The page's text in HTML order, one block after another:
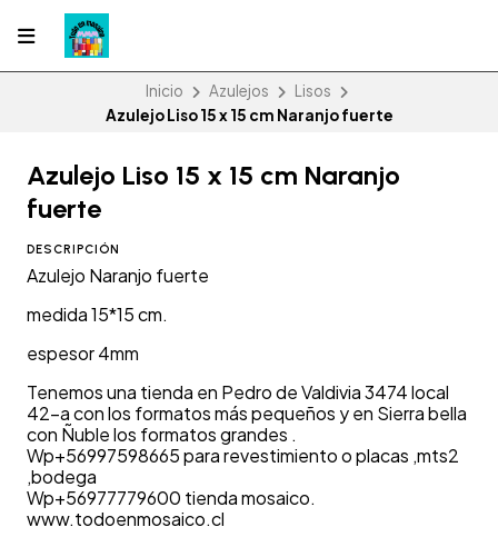
Inicio Azulejos
Lisos
Azulejo Liso 15 x 15 cm Naranjo fuerte
Azulejo Liso 15 x 15 cm Naranjo
fuerte
DESCRIPCIÓN
Azulejo Naranjo fuerte
medida 15*15 cm.
espesor 4mm
Tenemos una tienda en Pedro de Valdivia 3474 local
42-a con los formatos más pequeños y en Sierra bella
con Ñuble los formatos grandes .
Wp+56997598665 para revestimiento o placas ,mts2
,bodega
Wp+56977779600 tienda mosaico.
www.todoenmosaico.cl